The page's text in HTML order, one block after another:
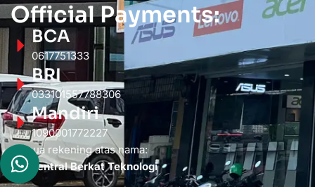
Official Payments:
BCA
0617751333
BRI
033101557788306
Mandiri
1090001772227
Semua rekening atas nama:
PT. Sentral Berkat Teknologi